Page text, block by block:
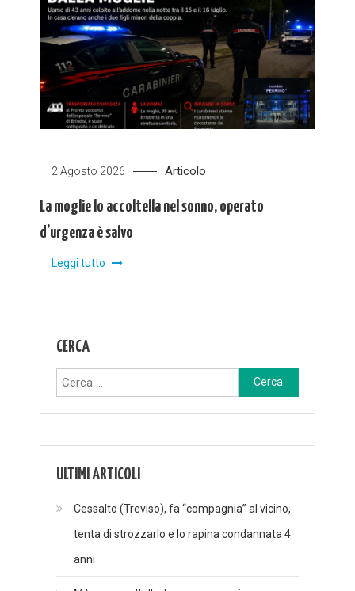
2 Agosto 2026 Articolo
La moglie lo accoltella nel sonno, operato
d’urgenza è salvo
Leggi tutto
CERCA
Ricerca
per:
ULTIMI ARTICOLI
Cessalto (Treviso), fa “compagnia” al vicino,
tenta di strozzarlo e lo rapina condannata 4
anni